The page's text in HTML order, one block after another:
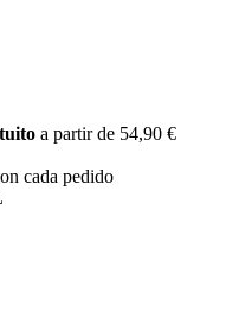
a partir de 54,90 €
cada pedido